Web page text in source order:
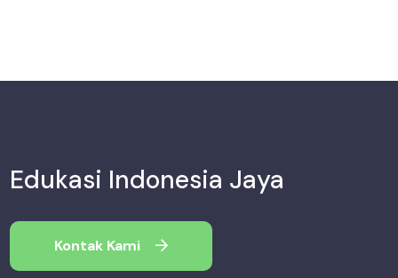
Edukasi Indonesia Jaya
Kontak Kami